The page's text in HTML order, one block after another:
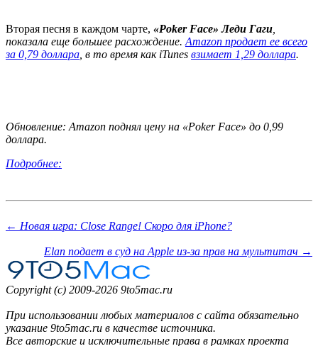
Вторая песня в каждом чарте, «Poker Face» Леди Гаги
показала еще большее расхождение. Amazon продает ее всего
за 0,79 доллара , в то время как iTunes взимает 1,29 доллара.
Обновление: Amazon поднял цену на «Poker Face» до 0,99
доллара.
Подробнее:
← Новая игра: Close Range! Скоро для iPhone?
Elan подает в суд на Apple из-за прав на мультитач →
Copyright (c) 2009-2026 9to5mac.ru
При использовании любых материалов с сайта обязательно
указание 9to5mac.ru в качестве источника.
Все авторские и исключительные права в рамках проекта